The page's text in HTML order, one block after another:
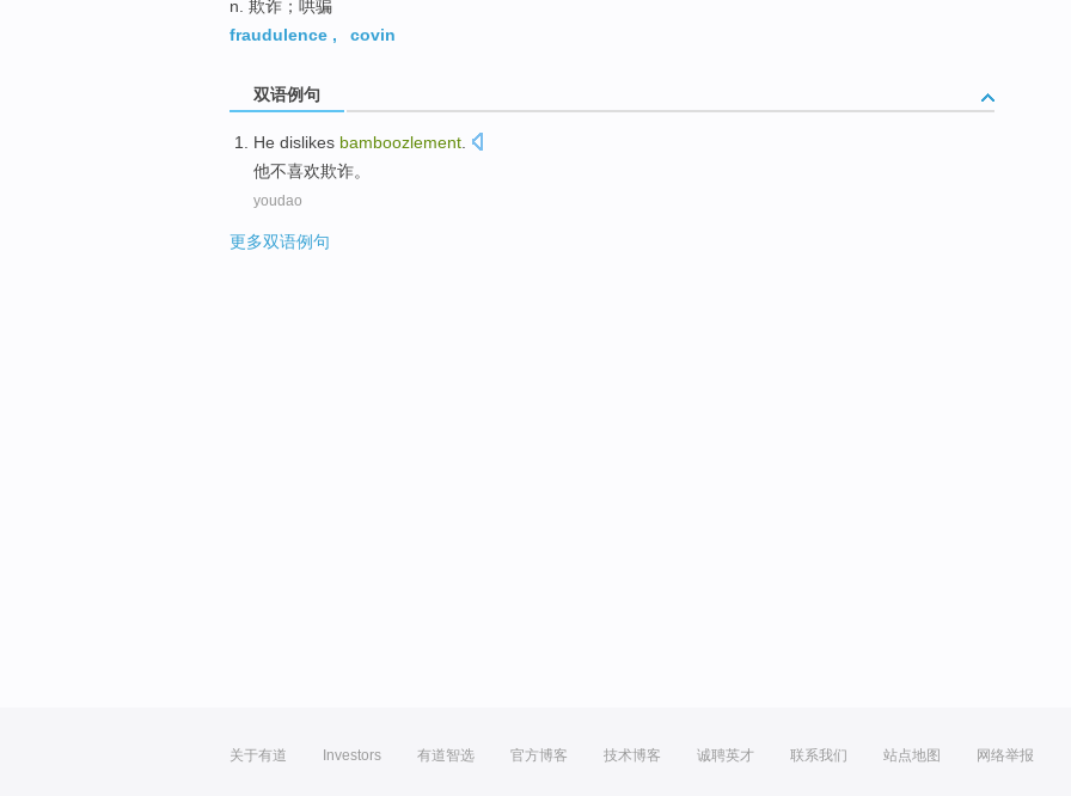
n. 欺诈；哄骗
fraudulence , covin
双语例句
He dislikes bamboozlement
他不喜欢欺诈。
youdao
更多双语例句
关于有道 Investors 有道智选 官方博客 技术博客 诚聘英才 联系我们 站点地图 网络举报